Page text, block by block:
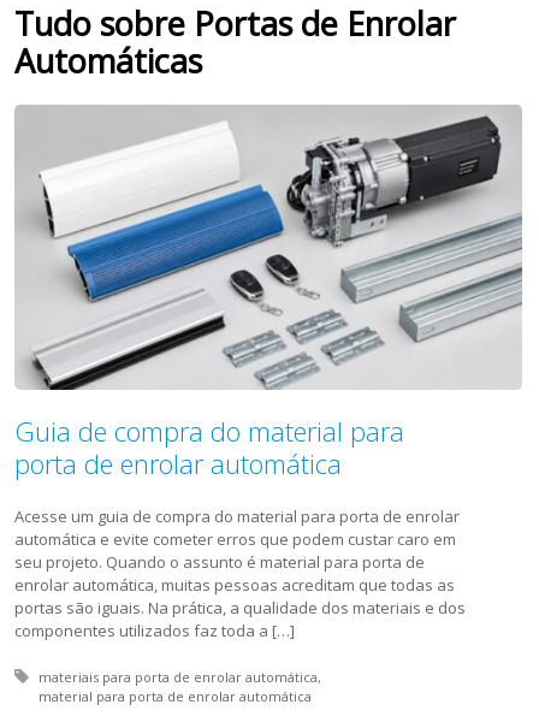
Tudo sobre Portas de Enrolar
Automáticas
Guia de compra do material para
porta de enrolar automática
Acesse um guia de compra do material para porta de enrolar
automática e evite cometer erros que podem custar caro em
seu projeto. Quando o assunto é material para porta de
enrolar automática, muitas pessoas acreditam que todas as
portas são iguais. Na prática, a qualidade dos materiais e dos
componentes utilizados faz toda a […]
Tagged with:
materiais para porta de enrolar automática
material para porta de enrolar automática